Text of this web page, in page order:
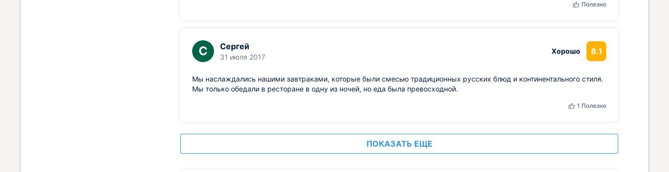
Полезно
С Сергей
31 июля 2017
Хорошо 8.1
Мы наслаждались нашими завтраками, которые были смесью традиционных русских блюд и континентального стиля.
Мы только обедали в ресторане в одну из ночей, но еда была превосходной.
1 Полезно
ПОКАЗАТЬ ЕЩЕ